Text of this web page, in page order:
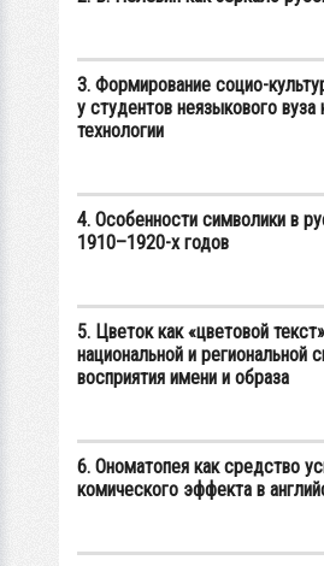
3. Формирование социо-
у студентов неязыкового
технологии
4. Особенности символики в
1910–1920-х годов
5. Цветок как «цветовой
национальной и региональной
восприятия имени и образа
6. Ономатопея как средство
комического эффекта в